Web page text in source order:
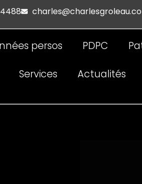
persos PDPC
Services Actualités